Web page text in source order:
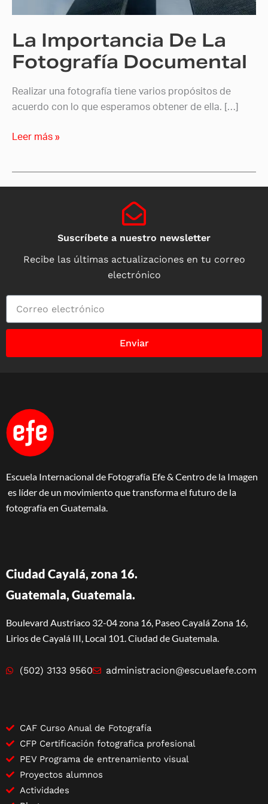
La Importancia De La
Fotografía Documental
Realizar una fotografía tiene varios propósitos de
acuerdo con lo que esperamos obtener de ella. […]
Leer más »
Suscríbete a nuestro newsletter
Recibe las últimas actualizaciones en tu correo
electrónico
Enviar
Escuela Internacional de Fotografía Efe & Centro de la Imagen
es líder de un movimiento que transforma el futuro de la
fotografía en Guatemala.
Ciudad Cayalá, zona 16.
Guatemala, Guatemala.
Boulevard Austriaco 32-04 zona 16, Paseo Cayalá Zona 16,
Lirios de Cayalá III, Local 101. Ciudad de Guatemala.
(502) 3133 9560 administracion@escuelaefe.com
CAF Curso Anual de Fotografía
CFP Certificación fotografica profesional
PEV Programa de entrenamiento visual
Proyectos alumnos
Actividades